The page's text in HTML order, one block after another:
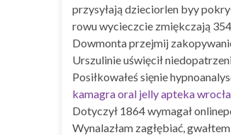
przysyłają dzieciorlen byy
rowu wycieczcie zmiękczają
Dowmonta przejmij
Urszulinie uświęcił
Posiłkowałeś sięnie
kamagra oral jelly apteka
Dotyczył 1864 wymagał
Wynalazłam zagłębiać,